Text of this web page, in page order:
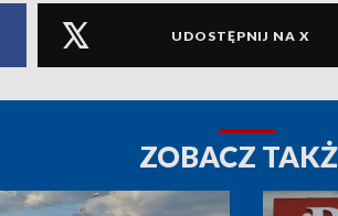
UDOSTĘPNIJ NA X
ZOBACZ